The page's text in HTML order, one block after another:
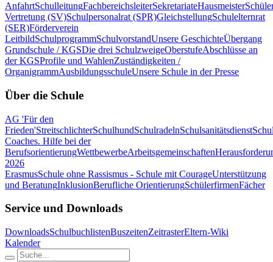
AnfahrtSchulleitungFachbereichsleiterSekretariateHausmeister
Vertretung (SV)Schulpersonalrat (SPR)GleichstellungSchulelternrat
(SER)Förderverein
LeitbildSchulprogrammSchulvorstandUnsere GeschichteÜbergang
Grundschule / KGSDie drei SchulzweigeOberstufeAbschlüsse an
der KGSProfile und WahlenZuständigkeiten /
OrganigrammAusbildungsschuleUnsere Schule in der Presse
Über die Schule
AG 'Für den
Frieden'StreitschlichterSchulhundSchulradelnSchulsanitätsdienst
Coaches. Hilfe bei der
BerufsorientierungWettbewerbeArbeitsgemeinschaften
2026
ErasmusSchule ohne Rassismus - Schule mit CourageUnterstützung
und BeratungInklusionBerufliche OrientierungSchülerfirmenFächer
Service und Downloads
DownloadsSchulbuchlistenBuszeitenZeitrasterEltern-Wiki
Kalender